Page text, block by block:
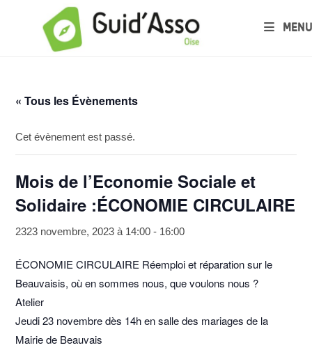
MENU
« Tous les Évènements
Cet évènement est passé.
Mois de l’Economie Sociale et
Solidaire :ÉCONOMIE CIRCULAIRE
2323 novembre, 2023 à 14:00 - 16:00
ÉCONOMIE CIRCULAIRE Réemploi et réparation sur le
Beauvaisis, où en sommes nous, que voulons nous ?
Atelier
Jeudi 23 novembre dès 14h en salle des mariages de la
Mairie de Beauvais